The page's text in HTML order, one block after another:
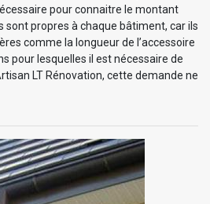
pour connaitre le montant
sont propres à chaque bâtiment, car ils
comme la longueur de l’accessoire
pour lesquelles il est nécessaire de
LT Rénovation, cette demande ne